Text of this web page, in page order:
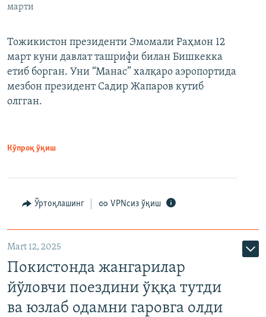
марти
Тожикистон президенти Эмомали Раҳмон 12
март куни давлат ташрифи билан Бишкекка
етиб борган. Уни “Манас” халқаро аэропортида
мезбон президент Садир Жапаров кутиб
олгган.
Кўпроқ ўқиш
Ўртоқлашинг VPNсиз ўқиш
Mart 12, 2025
Покистонда жангарилар
йўловчи поездини ўққа тутди
ва юзлаб одамни гаровга олди